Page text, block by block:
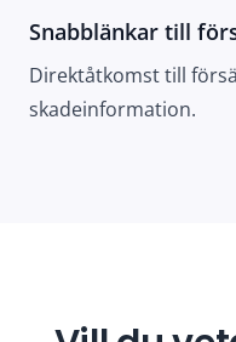
Snabblänkar till
Direktåtkomst till
skadeinformation.